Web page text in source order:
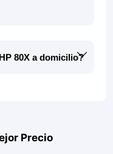
80X a domicilio?
Precio